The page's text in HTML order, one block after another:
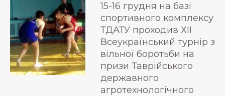
15-16 грудня на базі
спортивного комплексу
ТДАТУ проходив ХІІ
Всеукраїнський турнір з
вільної боротьби на
призи Таврійського
державного
агротехнологічного